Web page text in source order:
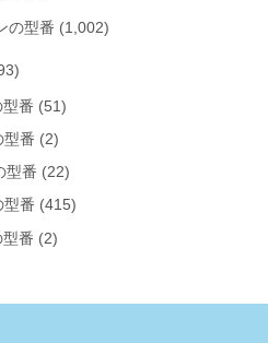
の型番 (1,002)
番 (51)
型番 (2)
型番 (22)
型番 (415)
番 (2)